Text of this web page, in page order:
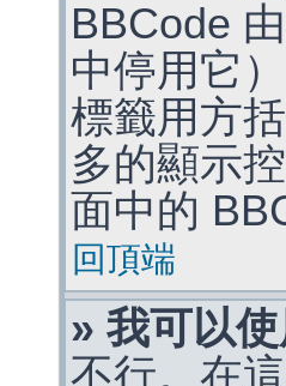
BBCode
中停用它
標籤用方
多的顯示
面中的
回頂端
» 我可以
不行。在